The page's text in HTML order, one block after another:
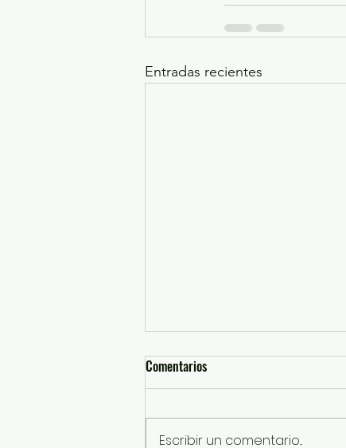
Entradas recientes
Comentarios
Escribir un comentario...